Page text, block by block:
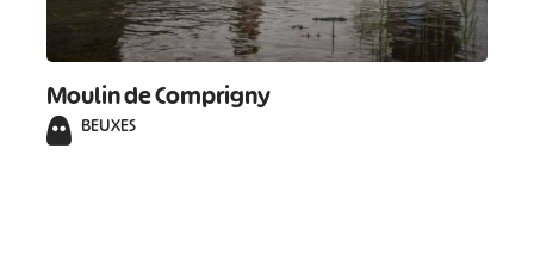
Moulin de Comprigny
BEUXES